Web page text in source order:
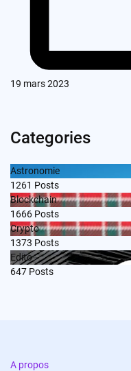
19 mars 2023
Categories
Astronomie
1261 Posts
Blockchain
1666 Posts
Crypto
1373 Posts
Edito
647 Posts
A propos